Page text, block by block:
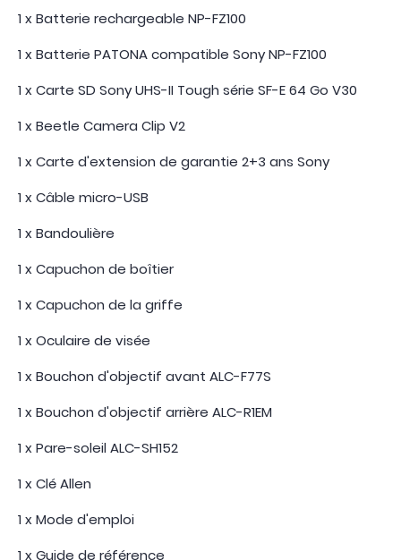
1 x Batterie rechargeable NP-FZ100
1 x Batterie PATONA compatible Sony NP-FZ100
1 x Carte SD Sony UHS-II Tough série SF-E 64 Go V30
1 x Beetle Camera Clip V2
1 x Carte d'extension de garantie 2+3 ans Sony
1 x Câble micro-USB
1 x Bandoulière
1 x Capuchon de boîtier
1 x Capuchon de la griffe
1 x Oculaire de visée
1 x Bouchon d'objectif avant ALC-F77S
1 x Bouchon d'objectif arrière ALC-R1EM
1 x Pare-soleil ALC-SH152
1 x Clé Allen
1 x Mode d'emploi
1 x Guide de référence